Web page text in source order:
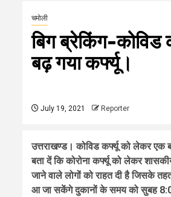
चमोली
बिग ब्रेकिंग-कोविड
बढ़ गया कर्फ्यू।
July 19, 2021 Reporter
उत्तराखण्ड। कोविड कर्फ्यू को लेकर
बता दें कि कोरोना कर्फ्यू को लेकर
जाने वाले लोगों को राहत दी है जिसके
आ जा सकेंगे दुकानों के समय को सुबह 8:00